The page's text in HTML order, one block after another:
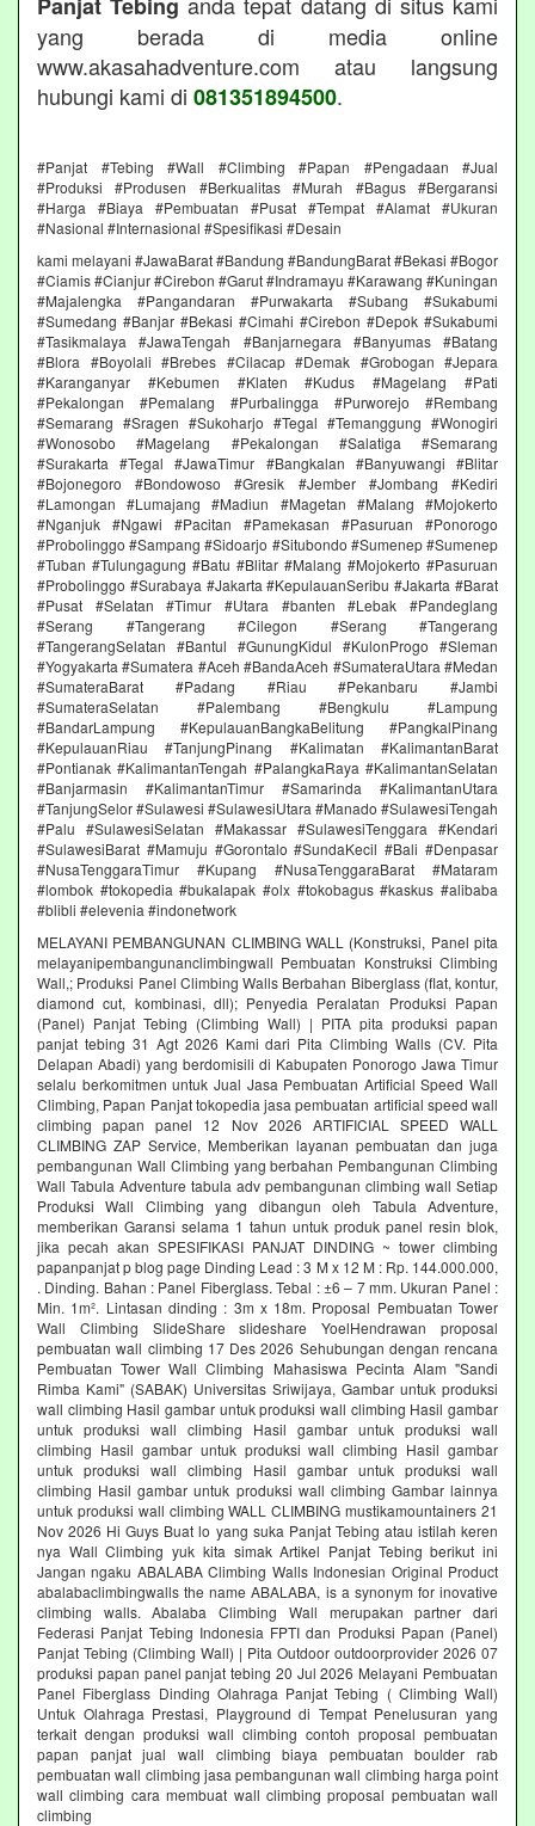
yang berada di media online
www.akasahadventure.com atau langsung
hubungi kami di 081351894500.
#Panjat #Tebing #Wall #Climbing #Papan #Pengadaan #Jual
#Produksi #Produsen #Berkualitas #Murah #Bagus #Bergaransi
#Harga #Biaya #Pembuatan #Pusat #Tempat #Alamat #Ukuran
#Nasional #Internasional #Spesifikasi #Desain
kami melayani #JawaBarat #Bandung #BandungBarat #Bekasi #Bogor
#Ciamis #Cianjur #Cirebon #Garut #Indramayu #Karawang #Kuningan
#Majalengka #Pangandaran #Purwakarta #Subang #Sukabumi
#Sumedang #Banjar #Bekasi #Cimahi #Cirebon #Depok #Sukabumi
#Tasikmalaya #JawaTengah #Banjarnegara #Banyumas #Batang
#Blora #Boyolali #Brebes #Cilacap #Demak #Grobogan #Jepara
#Karanganyar #Kebumen #Klaten #Kudus #Magelang #Pati
#Pekalongan #Pemalang #Purbalingga #Purworejo #Rembang
#Semarang #Sragen #Sukoharjo #Tegal #Temanggung #Wonogiri
#Wonosobo #Magelang #Pekalongan #Salatiga #Semarang
#Surakarta #Tegal #JawaTimur #Bangkalan #Banyuwangi #Blitar
#Bojonegoro #Bondowoso #Gresik #Jember #Jombang #Kediri
#Lamongan #Lumajang #Madiun #Magetan #Malang #Mojokerto
#Nganjuk #Ngawi #Pacitan #Pamekasan #Pasuruan #Ponorogo
#Probolinggo #Sampang #Sidoarjo #Situbondo #Sumenep #Sumenep
#Tuban #Tulungagung #Batu #Blitar #Malang #Mojokerto #Pasuruan
#Probolinggo #Surabaya #Jakarta #KepulauanSeribu #Jakarta #Barat
#Pusat #Selatan #Timur #Utara #banten #Lebak #Pandeglang
#Serang #Tangerang #Cilegon #Serang #Tangerang
#TangerangSelatan #Bantul #GunungKidul #KulonProgo #Sleman
#Yogyakarta #Sumatera #Aceh #BandaAceh #SumateraUtara #Medan
#SumateraBarat #Padang #Riau #Pekanbaru #Jambi
#SumateraSelatan #Palembang #Bengkulu #Lampung
#BandarLampung #KepulauanBangkaBelitung #PangkalPinang
#KepulauanRiau #TanjungPinang #Kalimatan #KalimantanBarat
#Pontianak #KalimantanTengah #PalangkaRaya #KalimantanSelatan
#Banjarmasin #KalimantanTimur #Samarinda #KalimantanUtara
#TanjungSelor #Sulawesi #SulawesiUtara #Manado #SulawesiTengah
#Palu #SulawesiSelatan #Makassar #SulawesiTenggara #Kendari
#SulawesiBarat #Mamuju #Gorontalo #SundaKecil #Bali #Denpasar
#NusaTenggaraTimur #Kupang #NusaTenggaraBarat #Mataram
#lombok #tokopedia #bukalapak #olx #tokobagus #kaskus #alibaba
#blibli #elevenia #indonetwork
MELAYANI PEMBANGUNAN CLIMBING WALL (Konstruksi, Panel pita
melayanipembangunanclimbingwall Pembuatan Konstruksi Climbing
Wall,; Produksi Panel Climbing Walls Berbahan Biberglass (flat, kontur,
diamond cut, kombinasi, dll); Penyedia Peralatan Produksi Papan
(Panel) Panjat Tebing (Climbing Wall) | PITA pita produksi papan
panjat tebing 31 Agt 2026 Kami dari Pita Climbing Walls (CV. Pita
Delapan Abadi) yang berdomisili di Kabupaten Ponorogo Jawa Timur
selalu berkomitmen untuk Jual Jasa Pembuatan Artificial Speed Wall
Climbing, Papan Panjat tokopedia jasa pembuatan artificial speed wall
climbing papan panel 12 Nov 2026 ARTIFICIAL SPEED WALL
CLIMBING ZAP Service, Memberikan layanan pembuatan dan juga
pembangunan Wall Climbing yang berbahan Pembangunan Climbing
Wall Tabula Adventure tabula adv pembangunan climbing wall Setiap
Produksi Wall Climbing yang dibangun oleh Tabula Adventure,
memberikan Garansi selama 1 tahun untuk produk panel resin blok,
jika pecah akan SPESIFIKASI PANJAT DINDING ~ tower climbing
papanpanjat p blog page Dinding Lead : 3 M x 12 M : Rp. 144.000.000,
. Dinding. Bahan : Panel Fiberglass. Tebal : ±6 – 7 mm. Ukuran Panel :
Min. 1m². Lintasan dinding : 3m x 18m. Proposal Pembuatan Tower
Wall Climbing SlideShare slideshare YoelHendrawan proposal
pembuatan wall climbing 17 Des 2026 Sehubungan dengan rencana
Pembuatan Tower Wall Climbing Mahasiswa Pecinta Alam "Sandi
Rimba Kami" (SABAK) Universitas Sriwijaya, Gambar untuk produksi
wall climbing Hasil gambar untuk produksi wall climbing Hasil gambar
untuk produksi wall climbing Hasil gambar untuk produksi wall
climbing Hasil gambar untuk produksi wall climbing Hasil gambar
untuk produksi wall climbing Hasil gambar untuk produksi wall
climbing Hasil gambar untuk produksi wall climbing Gambar lainnya
untuk produksi wall climbing WALL CLIMBING mustikamountainers 21
Nov 2026 Hi Guys Buat lo yang suka Panjat Tebing atau istilah keren
nya Wall Climbing yuk kita simak Artikel Panjat Tebing berikut ini
Jangan ngaku ABALABA Climbing Walls Indonesian Original Product
abalabaclimbingwalls the name ABALABA, is a synonym for inovative
climbing walls. Abalaba Climbing Wall merupakan partner dari
Federasi Panjat Tebing Indonesia FPTI dan Produksi Papan (Panel)
Panjat Tebing (Climbing Wall) | Pita Outdoor outdoorprovider 2026 07
produksi papan panel panjat tebing 20 Jul 2026 Melayani Pembuatan
Panel Fiberglass Dinding Olahraga Panjat Tebing ( Climbing Wall)
Untuk Olahraga Prestasi, Playground di Tempat Penelusuran yang
terkait dengan produksi wall climbing contoh proposal pembuatan
papan panjat jual wall climbing biaya pembuatan boulder rab
pembuatan wall climbing jasa pembangunan wall climbing harga point
wall climbing cara membuat wall climbing proposal pembuatan wall
climbing